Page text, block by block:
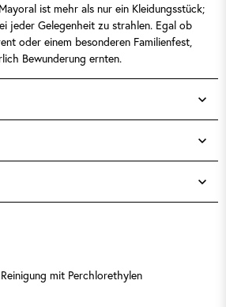
ist mehr als nur ein Kleidungsstück;
jeder Gelegenheit zu strahlen. Egal ob
oder einem besonderen Familienfest,
Bewunderung ernten.
mit Perchlorethylen